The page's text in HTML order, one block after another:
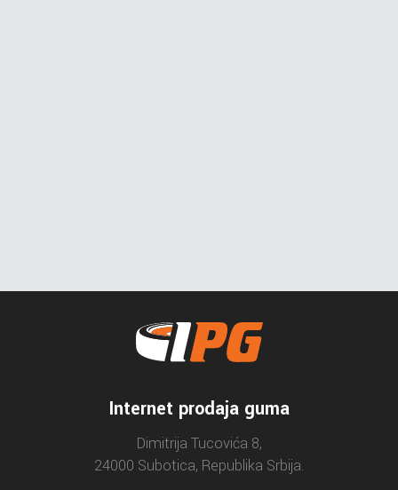
Internet prodaja guma
Dimitrija Tucovića 8,
24000 Subotica, Republika Srbija.